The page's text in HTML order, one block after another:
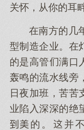
关怀，从你的耳
在南方的几
型制造企业。在
的是高管满口
轰鸣的流水线
日夜加班，苦
业陷入深深的绝
的。并